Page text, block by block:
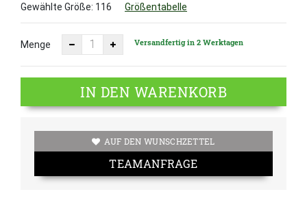
Gewählte Größe: 116 Größentabelle
Menge Versandfertig in 2 Werktagen
IN DEN WARENKORB
AUF DEN WUNSCHZETTEL
TEAMANFRAGE